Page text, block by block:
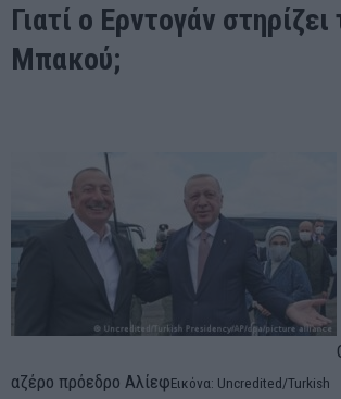
Γιατί ο Ερντογάν στηρίζει
Μπακού;
αζέρο πρόεδρο ΑλίεφΕικόνα: Uncredited/Turkish